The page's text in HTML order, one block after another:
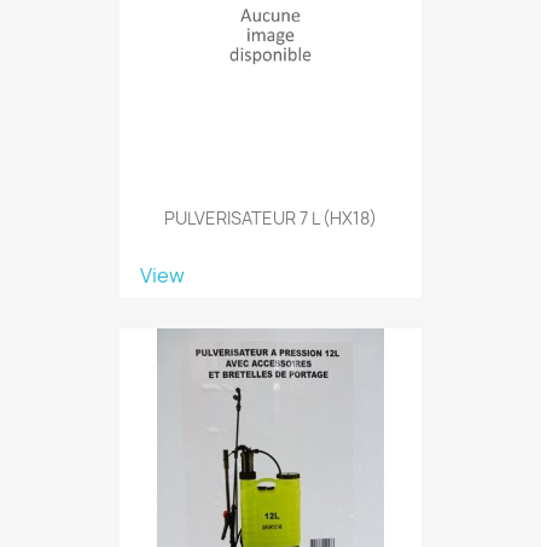
PULVERISATEUR 7 L (HX18)
View